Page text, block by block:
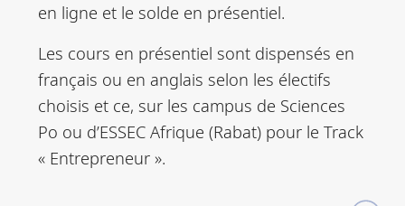
en ligne et le solde en présentiel.
Les cours en présentiel sont dispensés en
français ou en anglais selon les électifs
choisis et ce, sur les campus de Sciences
Po ou d’ESSEC Afrique (Rabat) pour le Track
« Entrepreneur ».